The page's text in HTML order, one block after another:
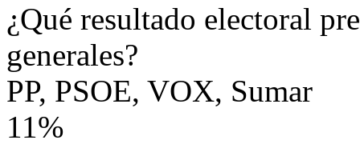
¿Qué resultado electoral
generales?
PP, PSOE, VOX, Sumar
11%